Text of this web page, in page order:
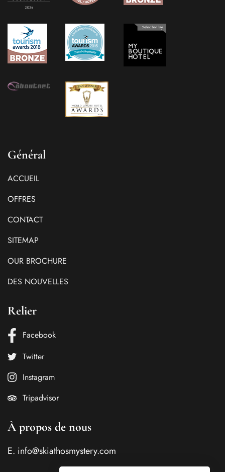
Général
ACCUEIL
OFFRES
CONTACT
SITEMAP
OUR BROCHURE
DES NOUVELLES
Relier
Facebook
Twitter
Instagram
Tripadvisor
À propos de nous
E. info@skiathosmystery.com